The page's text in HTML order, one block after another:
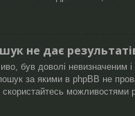
не дає
був доволі невизначеним і
за якими в phpBB не
скористайтесь можливостями